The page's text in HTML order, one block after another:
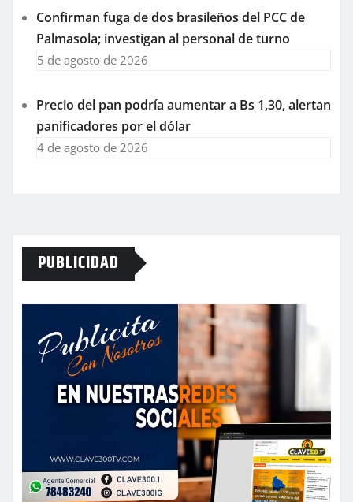
Confirman fuga de dos brasileños del PCC de
Palmasola; investigan al personal de turno
5 de agosto de 2026
Precio del pan podría aumentar a Bs 1,30, alertan
panificadores por el dólar
4 de agosto de 2026
PUBLICIDAD